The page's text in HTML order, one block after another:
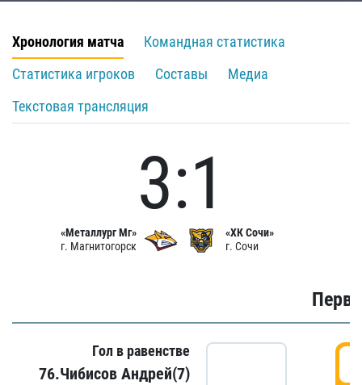
Хронология матча
Командная статистика
Статистика игроков
Составы
Медиа
Текстовая трансляция
«Металлург Мг»
г. Магнитогорск
3:1
«ХК Сочи»
г. Сочи
Гол в равенстве
76.Чибисов Андрей(7)